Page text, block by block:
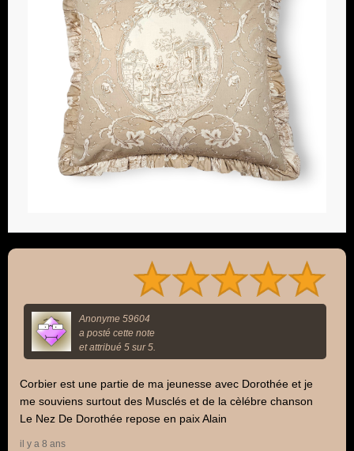
Anonyme 59604
a posté cette note
et attribué 5 sur 5.
Corbier est une partie de ma jeunesse avec Dorothée et je
me souviens surtout des Musclés et de la cèlébre chanson
Le Nez De Dorothée repose en paix Alain
il y a 8 ans